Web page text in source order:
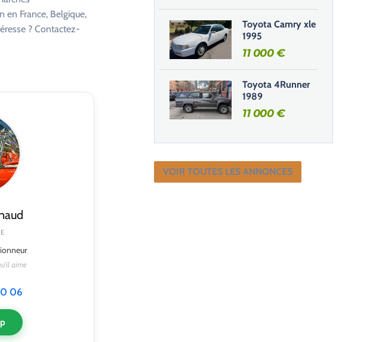
en France, Belgique,
? Contactez-
aime
06
Toyota Camry xle
1995
11 000€
Toyota 4Runner
1989
11 000€
VOIR TOUTES LES ANNONCES